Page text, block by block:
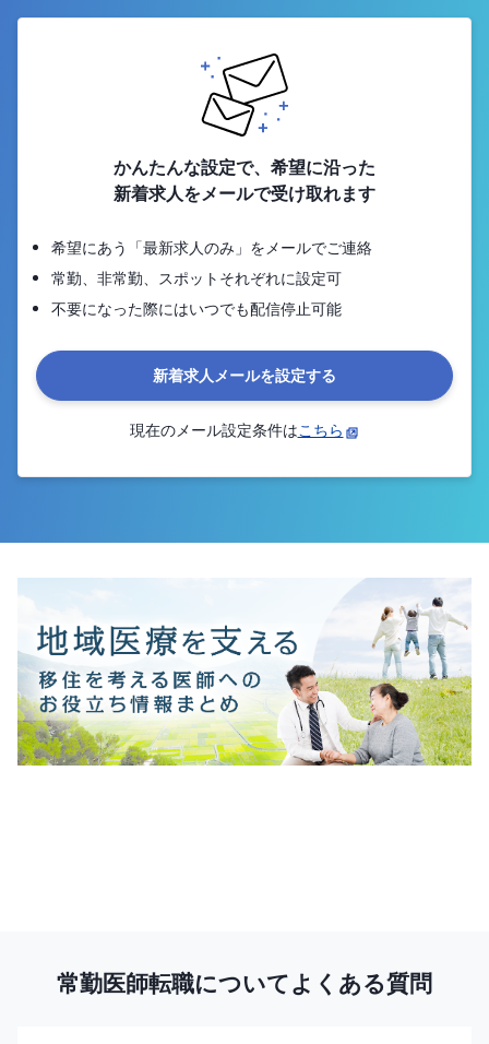
かんたんな設定で、希望に沿った
新着求人をメールで受け取れます
希望にあう「最新求人のみ」をメールでご連絡
常勤、非常勤、スポットそれぞれに設定可
不要になった際にはいつでも配信停止可能
新着求人メールを設定する
現在のメール設定条件はこちら
常勤医師転職についてよくある質問